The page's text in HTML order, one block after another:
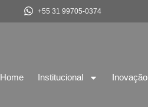
+55 31 99705-0374
Home Institucional Inovação